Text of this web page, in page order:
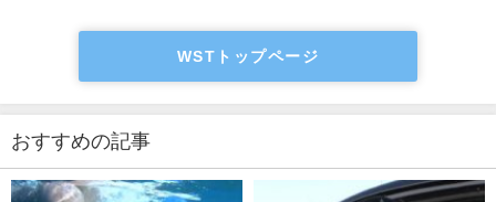
WSTトップページ
おすすめの記事